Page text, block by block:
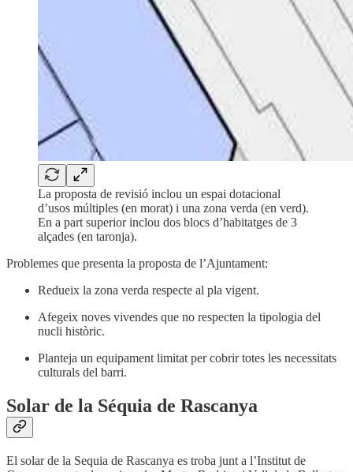
La proposta de revisió inclou un espai dotacional
d’usos múltiples (en morat) i una zona verda (en verd).
En a part superior inclou dos blocs d’habitatges de 3
alçades (en taronja).
Problemes que presenta la proposta de l’Ajuntament:
Redueix la zona verda respecte al pla vigent.
Afegeix noves vivendes que no respecten la tipologia del
nucli històric.
Planteja un equipament limitat per cobrir totes les necessitats
culturals del barri.
Solar de la Séquia de Rascanya
El solar de la Sequia de Rascanya es troba junt a l’Institut de